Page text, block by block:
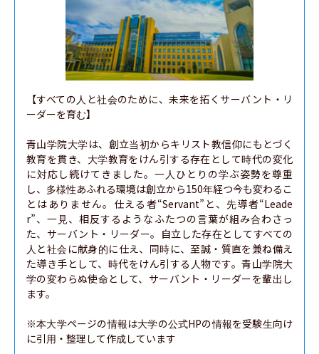
【すべての人と社会のために、未来を拓くサーバント・リ
ーダーを育む】
青山学院大学は、創立当初からキリスト教信仰にもとづく
教育を貫き、大学教育をけん引する存在として時代の変化
に対応し続けてきました。一人ひとりの学ぶ姿勢を尊重
し、多様性あふれる環境は創立から150年経つ今も変わるこ
とはありません。仕える者“Servant”と、先導者“Leade
r”、一見、相反するようなふたつの言葉が組み合わさっ
た、サーバント・リーダー。自立した存在としてすべての
人と社会に献身的に仕え、同時に、至誠・質直を兼ね備え
た導き手として、時代をけん引する人物です。青山学院大
学の変わらぬ使命として、サーバント・リーダーを輩出し
ます。
※本大学ページの情報は大学の公式HPの情報を受験生向け
に引用・整理して作成しています